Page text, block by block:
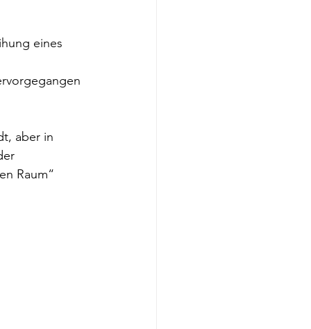
eines
aber in
Raum“